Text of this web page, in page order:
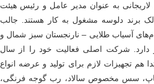
به عنوان مدیر عامل و رئیس هیئت
برند دلوسه مشغول به کار هستند. جالب
آسیاب طلایی – نارنجستان سبز شمال و
شرکت اصلی فعالیت خود را از سال
هم تجهیزات لازم برای تولید و عرضه انواع
سس مخصوص سالاد، رب گوجه فرنگی،